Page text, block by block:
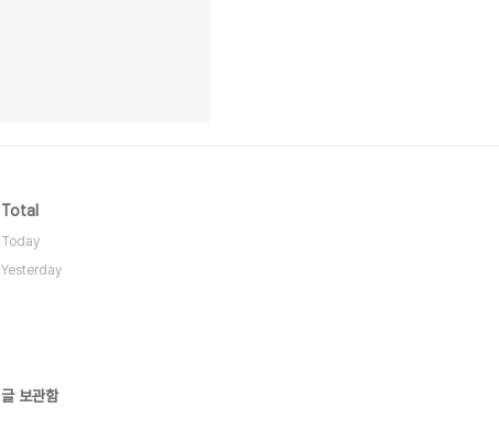
Total
Today
Yesterday
글 보관함